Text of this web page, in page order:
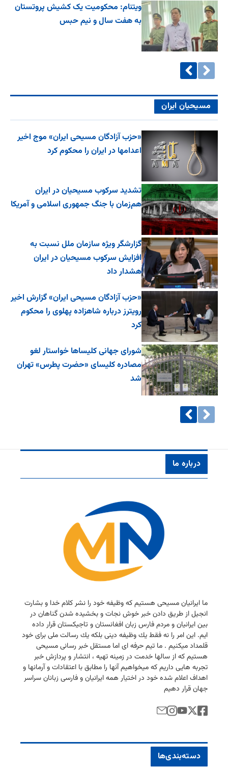
ویتنام: محکومیت یک کشیش پروتستان
به هفت سال و نیم حبس
مسیحیان ایران
«حزب آزادگان مسیحی ایران» موج اخیر
اعدامها در ایران را محکوم کرد
تشدید سرکوب مسیحیان در ایران
هم‌زمان با جنگ جمهوری اسلامی و آمریکا
گزارشگر ویژه سازمان ملل نسبت به
افزایش سرکوب مسیحیان در ایران
هشدار داد
«حزب آزادگان مسیحی ایران» گزارش اخیر
رویترز درباره شاهزاده پهلوی را محکوم
کرد
شورای جهانی کلیساها خواستار لغو
مصادره کلیسای «حضرت پطرس» تهران
شد
درباره ما
ما ایرانیان مسیحی هستیم كه وظیفه خود را نشر كلام خدا و بشارت
انجیل از طریق دادن خبر خوش نجات و بخشیده شدن گناهان در
بین ایرانیان و مردم فارس زبان افغانستان و تاجیكستان قرار داده
ایم. این امر را نه فقط یك وظیفه دینی بلكه یك رسالت ملی برای خود
قلمداد میكنیم . ما تیم حرفه ای اما مستقل خبر رسانی مسیحی
هستیم كه از سالها خدمت در زمینه تهیه ، انتشار و پردازش خبر
تجربه هایی داریم كه میخواهیم آنها را مطابق با اعتقادات و آرمانها و
اهداف اعلام شده خود در اختیار همه ایرانیان و فارسی زبانان سراسر
جهان قرار دهیم
دسته‌بندی‌ها